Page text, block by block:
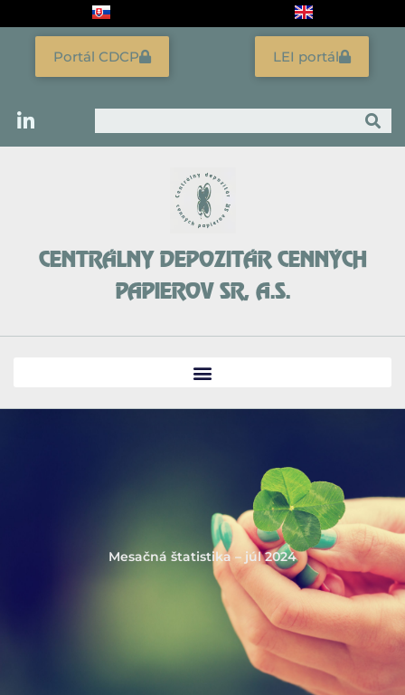
Vyhľadať
LEI portál
Portál CDCP
CENTRÁLNY DEPOZITÁR CENNÝCH
PAPIEROV SR, A.S.
Mesačná štatistika – júl 2024